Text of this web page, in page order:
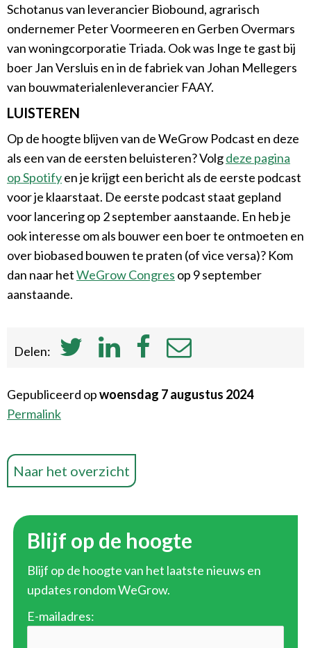
Schotanus van leverancier Biobound, agrarisch
ondernemer Peter Voormeeren en Gerben Overmars
van woningcorporatie Triada. Ook was Inge te gast bij
boer Jan Versluis en in de fabriek van Johan Mellegers
van bouwmaterialenleverancier FAAY.
LUISTEREN
Op de hoogte blijven van de WeGrow Podcast en deze
als een van de eersten beluisteren? Volgdeze pagina
op Spotifyen je krijgt een bericht als de eerste podcast
voor je klaarstaat. De eerste podcast staat gepland
voor lancering op 2 september aanstaande. En heb je
ook interesse om als bouwer een boer te ontmoeten en
over biobased bouwen te praten (of vice versa)? Kom
dan naar hetWeGrow Congres op 9 september
aanstaande.
Delen:
Gepubliceerd opwoensdag 7 augustus 2024
Permalink
Naar het overzicht
Blijf op de hoogte
Blijf op de hoogte van het laatste nieuws en
updates rondom WeGrow.
E-mailadres: